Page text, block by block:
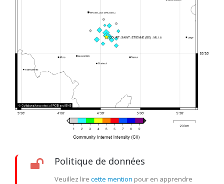
Politique de données
Veuillez lire cette mention pour en apprendre